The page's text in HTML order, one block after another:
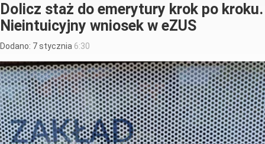
Dolicz staż do emerytury krok po kroku.
Nieintuicyjny wniosek w eZUS
Dodano: 7stycznia 6:30